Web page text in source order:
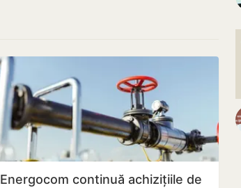
Energocom continuă achizițiile de